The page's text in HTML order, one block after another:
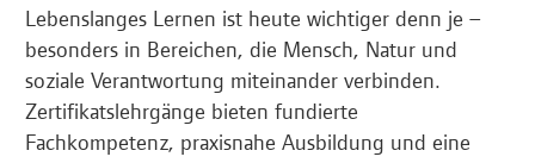
Lebenslanges Lernen ist heute wichtiger denn je –
besonders in Bereichen, die Mensch, Natur und
soziale Verantwortung miteinander verbinden.
Zertifikatslehrgänge bieten fundierte
Fachkompetenz, praxisnahe Ausbildung und eine